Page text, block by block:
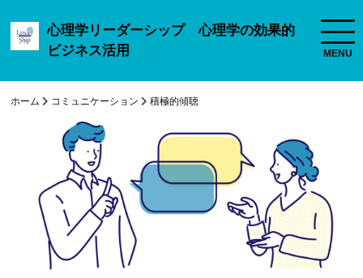
心理学リーダーシップ 心理学の効果的
ビジネス活用
ホーム コミュニケーション 積極的傾聴